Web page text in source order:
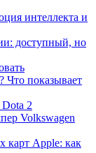
интеллекта и
доступный, но
Что показывает
2
Volkswagen
карт Apple: как